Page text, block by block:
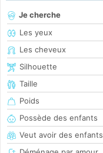
Je cherche
Les yeux
Les cheveux
Silhouette
Taille
Poids
Possède des enfants
Veut avoir des enfants